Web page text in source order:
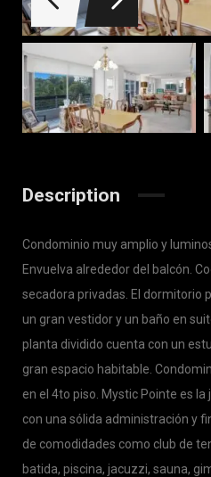
Description
Condominio muy amplio y
Envuelva alrededor del balcón.
secadora privadas. El dormitorio
un gran vestidor y un baño en
planta dividido cuenta con un
gran espacio habitable.
en el 4to piso. Mystic Pointe es
con una sólida administración y
de comodidades como club de
batida, piscina, jacuzzi, sauna,